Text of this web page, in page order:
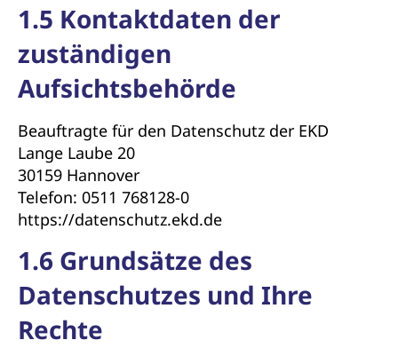
1.5 Kontaktdaten der
zuständigen
Aufsichtsbehörde
Beauftragte für den Datenschutz der EKD
Lange Laube 20
30159 Hannover
Telefon: 0511 768128-0
https://datenschutz.ekd.de
1.6 Grundsätze des
Datenschutzes und Ihre
Rechte